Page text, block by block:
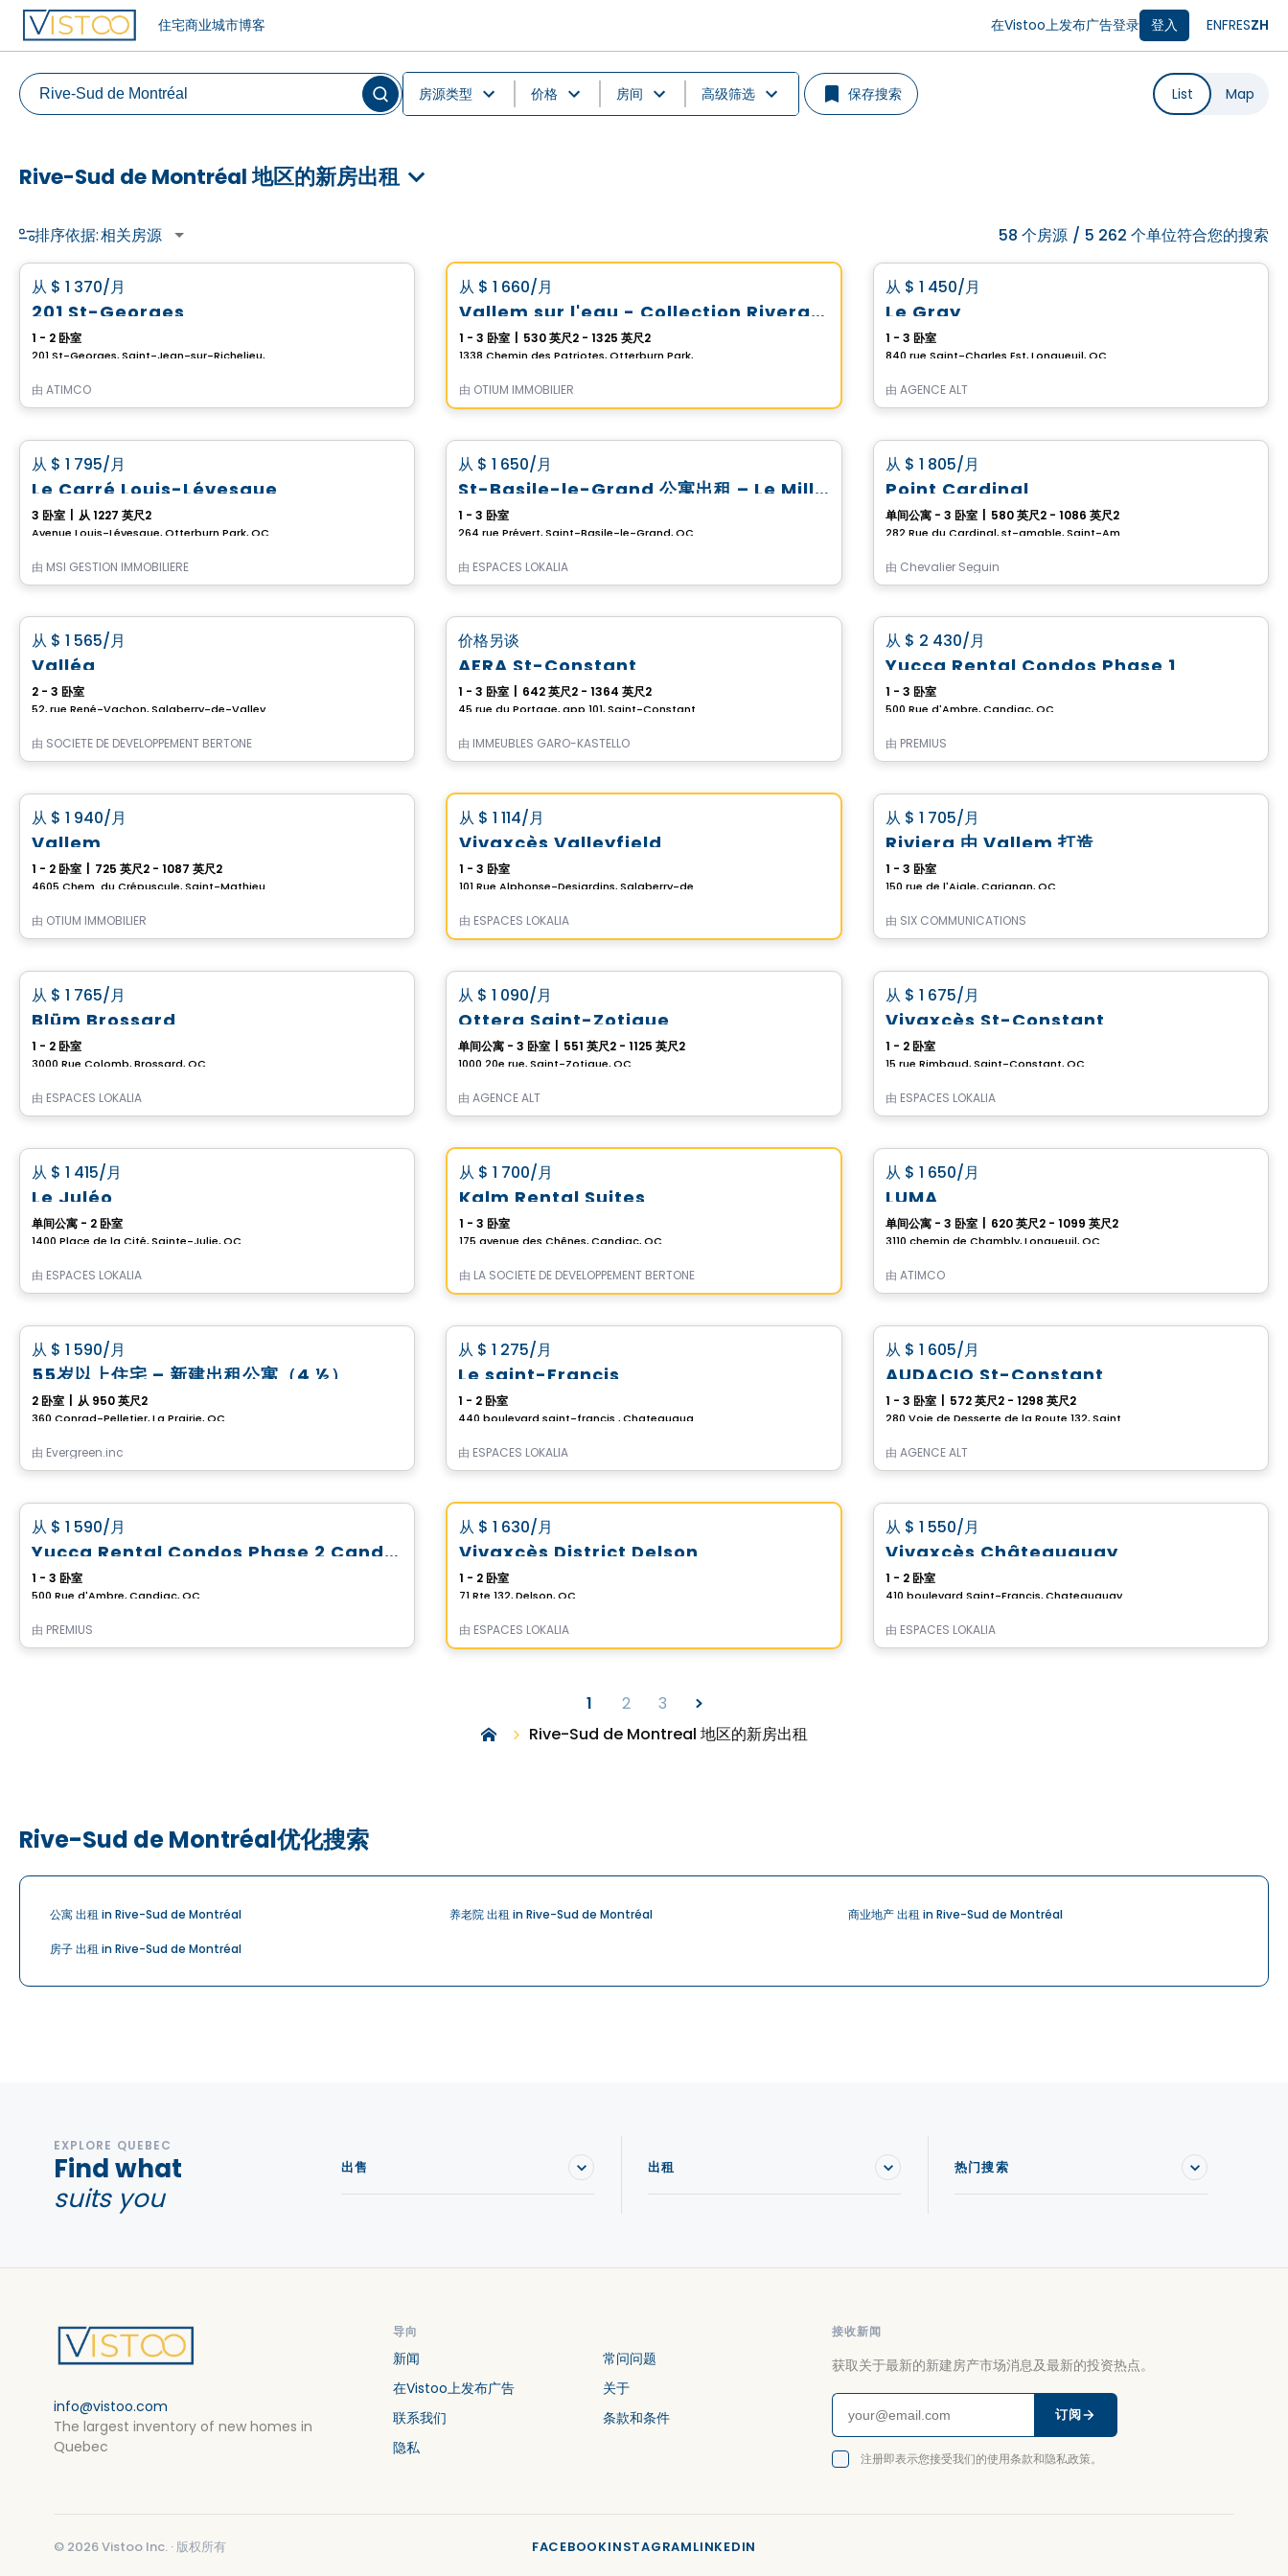
住宅商业城市博客 在Vistoo上发布广告登录 登入 ENFRESZH
房源类型 价格 房间 高级筛选 保存搜索 List Map
Rive-Sud de Montréal 地区的新房出租
排序依据:相关房源 58 个房源 / 5 262 个单位符合您的搜索
从 $ 1 370/月
201 St-Georges
1 - 2 卧室
由 ATIMCO
从 $ 1 660/月
Vallem sur l'eau - Collection Riveraine
1 - 3 卧室 530 英尺2 - 1325 英尺2
由 OTIUM IMMOBILIER
公寓
从 $ 1 450/月
Le Gray
1 - 3 卧室
840 rue Saint-Charles Est, Longueuil, QC
由 AGENCE ALT
从 $ 1 795/月
Le Carré Louis-Lévesque
3 卧室 从 1227 英尺2
Avenue Louis-Lévesque, Otterburn Park, QC
由 MSI GESTION IMMOBILIÈRE
公寓
从 $ 1 650/月
St-Basile-le-Grand 公寓出租 – Le Millénia
1 - 3 卧室
264 rue Prévert, Saint-Basile-le-Grand, QC
由 ESPACES LOKALIA
从 $ 1 805/月
Point Cardinal
单间公寓 - 3 卧室 580 英尺2 - 1086 英尺2
由 Chevalier Seguin
公寓
从 $ 1 565/月
Valléa
2 - 3 卧室
52, rue René-Vachon, Salaberry-de-Valleyfield, QC
由 SOCIÉTÉ DE DÉVELOPPEMENT BERTONE
公寓
价格另谈
AERA St-Constant
1 - 3 卧室 642 英尺2 - 1364 英尺2
由 IMMEUBLES GARO-KASTELLO
公寓
从 $ 2 430/月
Yucca Rental Condos Phase 1
1 - 3 卧室
500 Rue d'Ambre, Candiac, QC
由 PREMIUS
从 $ 1 940/月
Vallem
1 - 2 卧室 725 英尺2 - 1087 英尺2
由 OTIUM IMMOBILIER
从 $ 1 114/月
Vivaxcès Valleyfield
1 - 3 卧室
由 ESPACES LOKALIA
从 $ 1 705/月
Riviera 由 Vallem 打造
1 - 3 卧室
150 rue de l'Aigle, Carignan, QC
由 SIX COMMUNICATIONS
从 $ 1 765/月
Blüm Brossard
1 - 2 卧室
3000 Rue Colomb, Brossard, QC
由 ESPACES LOKALIA
公寓
从 $ 1 090/月
Ottera Saint-Zotique
单间公寓 - 3 卧室 551 英尺2 - 1125 英尺2
1000 20e rue, Saint-Zotique, QC
由 AGENCE ALT
从 $ 1 675/月
Vivaxcès St-Constant
1 - 2 卧室
15 rue Rimbaud, Saint-Constant, QC
由 ESPACES LOKALIA
从 $ 1 415/月
Le Juléo
单间公寓 - 2 卧室
1400 Place de la Cité, Sainte-Julie, QC
由 ESPACES LOKALIA
*Promotion*
从 $ 1 700/月
Kalm Rental Suites
1 - 3 卧室
175 avenue des Chênes, Candiac, QC
由 LA SOCIÉTÉ DE DÉVELOPPEMENT BERTONE
从 $ 1 650/月
LUMA
单间公寓 - 3 卧室 620 英尺2 - 1099 英尺2
3110 chemin de Chambly, Longueuil, QC
由 ATIMCO
从 $ 1 590/月
55岁以上住宅 – 新建出租公寓（4 ½）
2 卧室 从 950 英尺2
360 Conrad-Pelletier, La Prairie, QC
由 Evergreen.inc
公寓
从 $ 1 275/月
Le saint-Francis
1 - 2 卧室
由 ESPACES LOKALIA
从 $ 1 605/月
AUDACIO St-Constant
1 - 3 卧室 572 英尺2 - 1298 英尺2
由 AGENCE ALT
从 $ 1 590/月
Yucca Rental Condos Phase 2 Candiac
1 - 3 卧室
500 Rue d'Ambre, Candiac, QC
由 PREMIUS
从 $ 1 630/月
Vivaxcès District Delson
1 - 2 卧室
71 Rte 132, Delson, QC
由 ESPACES LOKALIA
从 $ 1 550/月
Vivaxcès Châteauguay
1 - 2 卧室
410 boulevard Saint-Francis, Chateauguay, QC
由 ESPACES LOKALIA
1 2
3
Rive-Sud de Montreal 地区的新房出租
Rive-Sud de Montréal优化搜索
公寓 出租 in Rive-Sud de Montréal 养老院 出租 in Rive-Sud de Montréal 商业地产 出租 in Rive-Sud de Montréal
房子 出租 in Rive-Sud de Montréal
EXPLORE QUEBEC
Find what
suits you
出售 出租 热门搜索
info@vistoo.com
The largest inventory of new homes in
Quebec
导向
新闻
常问问题
在Vistoo上发布广告
关于
联系我们
条款和条件
隐私
接收新闻
获取关于最新的新建房产市场消息及最新的投资热点。
订阅
注册即表示您接受我们的使用条款和隐私政策。
© 2026Vistoo Inc. · 版权所有 FACEBOOKINSTAGRAMLINKEDIN